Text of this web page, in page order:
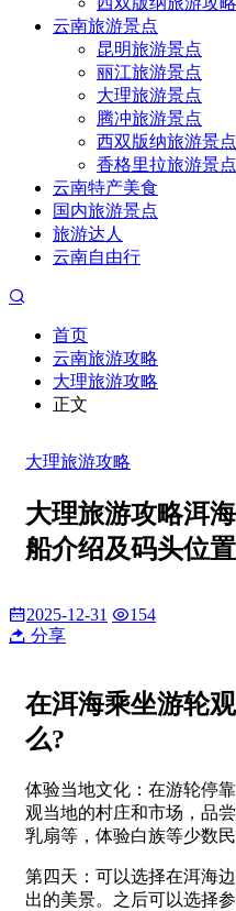
云南旅游景点
昆明旅游景点
丽江旅游景点
大理旅游景点
腾冲旅游景点
西双版纳旅游景点
香格里拉旅游景点
云南特产美食
国内旅游景点
旅游达人
云南自由行
首页
云南旅游攻略
大理旅游攻略
正文
大理旅游攻略
大理旅游攻略洱
船介绍及码头位置
2025-12-31
154
分享
在洱海乘坐游轮
么?
体验当地文化：在游轮停
观当地的村庄和市场，品
乳扇等，体验白族等少数民
第四天：可以选择在洱海
出的美景。之后可以选择